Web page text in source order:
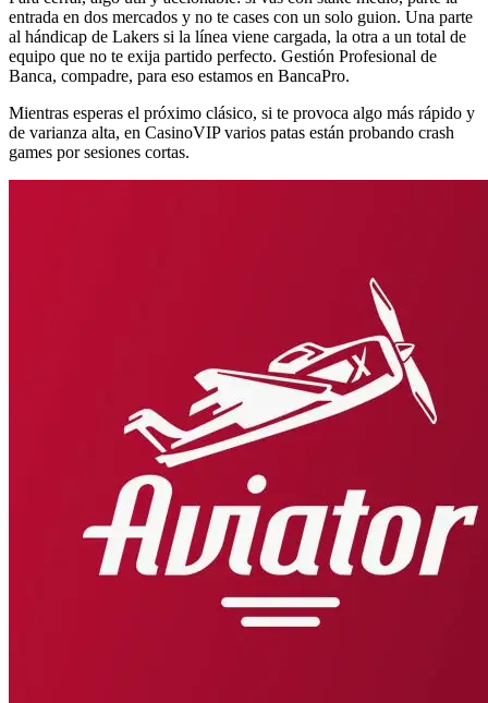
entrada en dos mercados y no te cases con un solo guion. Una parte
al hándicap de Lakers si la línea viene cargada, la otra a un total de
equipo que no te exija partido perfecto. Gestión Profesional de
Banca, compadre, para eso estamos en BancaPro.
Mientras esperas el próximo clásico, si te provoca algo más rápido y
de varianza alta, en CasinoVIP varios patas están probando crash
games por sesiones cortas.